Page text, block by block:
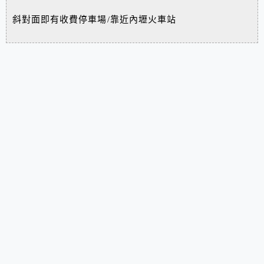
斜對面即有收費停車場/靠近內壢火車站